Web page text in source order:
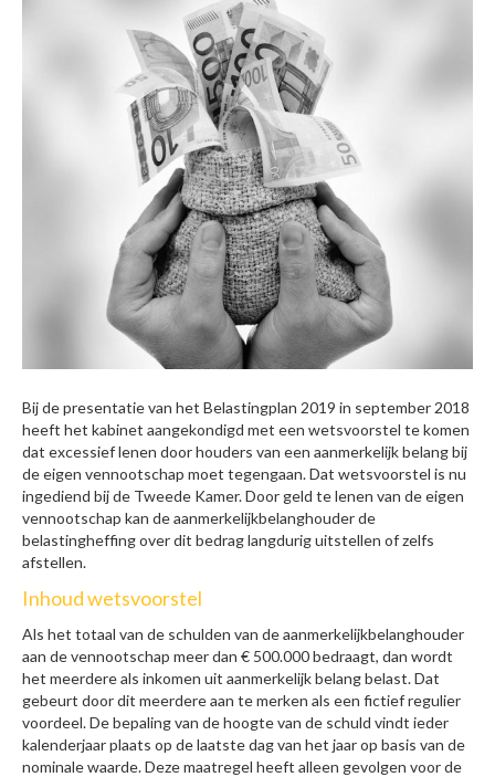
Bij de presentatie van het Belastingplan 2019 in september 2018
heeft het kabinet aangekondigd met een wetsvoorstel te komen
dat excessief lenen door houders van een aanmerkelijk belang bij
de eigen vennootschap moet tegengaan. Dat wetsvoorstel is nu
ingediend bij de Tweede Kamer. Door geld te lenen van de eigen
vennootschap kan de aanmerkelijkbelanghouder de
belastingheffing over dit bedrag langdurig uitstellen of zelfs
afstellen.
Inhoud wetsvoorstel
Als het totaal van de schulden van de aanmerkelijkbelanghouder
aan de vennootschap meer dan € 500.000 bedraagt, dan wordt
het meerdere als inkomen uit aanmerkelijk belang belast. Dat
gebeurt door dit meerdere aan te merken als een fictief regulier
voordeel. De bepaling van de hoogte van de schuld vindt ieder
kalenderjaar plaats op de laatste dag van het jaar op basis van de
nominale waarde. Deze maatregel heeft alleen gevolgen voor de